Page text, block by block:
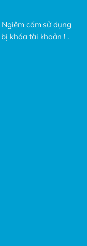
cấm sử dụng
khóa tài khoản ! .